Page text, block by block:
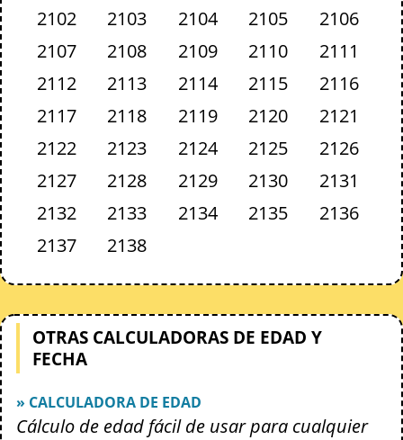
2102
2103 2104 2105
2106
2107
2108 2109 2110
2111
2112
2113 2114 2115
2116
2117
2118 2119 2120
2121
2122
2123 2124 2125
2126
2127
2128 2129 2130
2131
2132
2133 2134 2135
2136
2137
2138
OTRAS CALCULADORAS DE EDAD Y
FECHA
» CALCULADORA DE EDAD
Cálculo de edad fácil de usar para cualquier